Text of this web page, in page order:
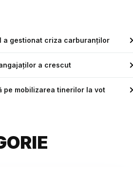
a gestionat criza carburanților
a crescut
pe mobilizarea tinerilor la vot